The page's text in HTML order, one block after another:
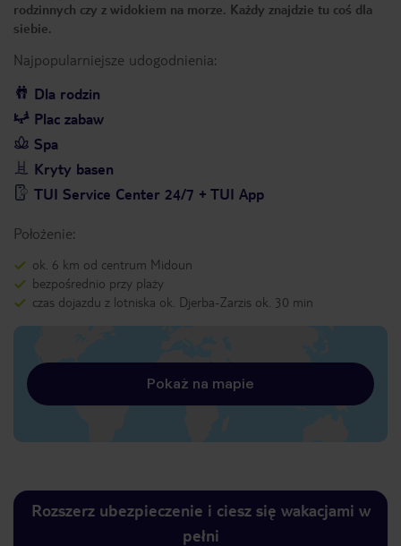
rodzinnych czy z widokiem na morze. Każdy znajdzie tu coś dla
siebie.
Najpopularniejsze udogodnienia:
Dla rodzin
Plac zabaw
Spa
Kryty basen
TUI Service Center 24/7 + TUI App
Położenie:
ok. 6 km od centrum Midoun
bezpośrednio przy plaży
czas dojazdu z lotniska ok. Djerba-Zarzis ok. 30 min
Pokaż na mapie
Rozszerz ubezpieczenie i ciesz się wakacjami w
pełni